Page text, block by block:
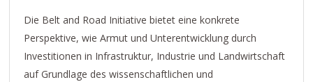
Die Belt and Road Initiative bietet eine konkrete
Perspektive, wie Armut und Unterentwicklung durch
Investitionen in Infrastruktur, Industrie und Landwirtschaft
auf Grundlage des wissenschaftlichen und